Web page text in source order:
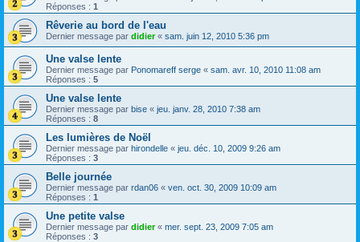
Réponses : 1
Rêverie au bord de l'eau
Dernier message par didier« sam. juin 12, 2010 5:36 pm
Une valse lente
Dernier message par Ponomareff serge « sam. avr. 10, 2010 11:08 am
Réponses : 5
Une valse lente
Dernier message par bise « jeu. janv. 28, 2010 7:38 am
Réponses : 8
Les lumières de Noël
Dernier message par hirondelle « jeu. déc. 10, 2009 9:26 am
Réponses : 3
Belle journée
Dernier message par rdan06 « ven. oct. 30, 2009 10:09 am
Réponses : 1
Une petite valse
Dernier message par didier« mer. sept. 23, 2009 7:05 am
Réponses : 3